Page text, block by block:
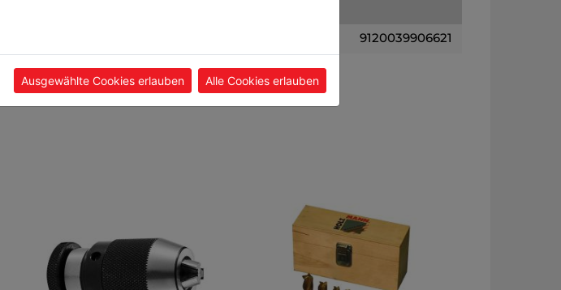
9120039906621
Ausgewählte Cookies erlauben Alle Cookies erlauben